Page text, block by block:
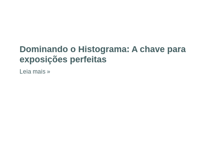
Dominando o Histograma: A chave para
exposições perfeitas
Leia mais »